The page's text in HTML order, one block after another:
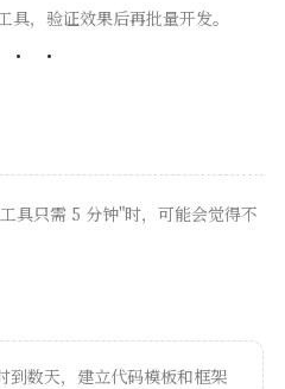
具，验证效果后再批量开发。
具只需 5 分钟"时，可能会觉得不
到数天，建立代码模板和框架